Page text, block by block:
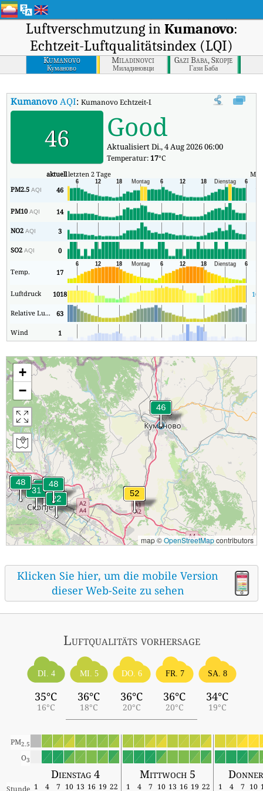
Luftverschmutzung in Kumanovo:
Echtzeit-Luftqualitätsindex (LQI)
Kumanovo
Куманово
Miladinovci
Миладиновци
Gazi Baba, Skopje
Гази Баба
Kumanovo AQI:Kumanovo Echtzeit-Luftqualitätsindex (AQI).
46 Good
Aktualisiert Di., 4 Aug 2026 06:00
Temperatur: 17°C
aktuellletzten 2 Tage
PM2.5AQI 46 13
PM10AQI 14
NO2AQI 3
SO2AQI 0
Temp. 17 15
Luftdruck 1018
Relative Luftfeuchtigkeit 63 19
Wind 1
+
−
map ©OpenStreetMapcontributors
Klicken Sie hier, um die mobile Version
dieser Web-Seite zu sehen
Luftqualitäts vorhersage
DI. 4
35°C
16°C
MI. 5
36°C
18°C
DO. 6
36°C
20°C
FR. 7
36°C
20°C
SA. 8
34°C
19°C
PM2.5
O3
Dienstag 4 Mittwoch 5
Stunde 1 4 7 10 13 16 19 22 1 4 7 10 13 16 19 22 1 4 7 10